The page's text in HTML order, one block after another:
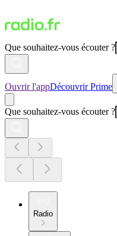
Que souhaitez-vous écouter ?
Ouvrir l'appDécouvrir Prime
Que souhaitez-vous écouter ?
Radio